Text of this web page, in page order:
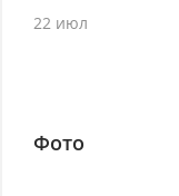
22 июл
Фото